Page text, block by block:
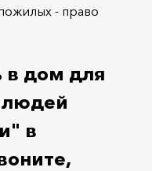
- право
в дом для
людей
в